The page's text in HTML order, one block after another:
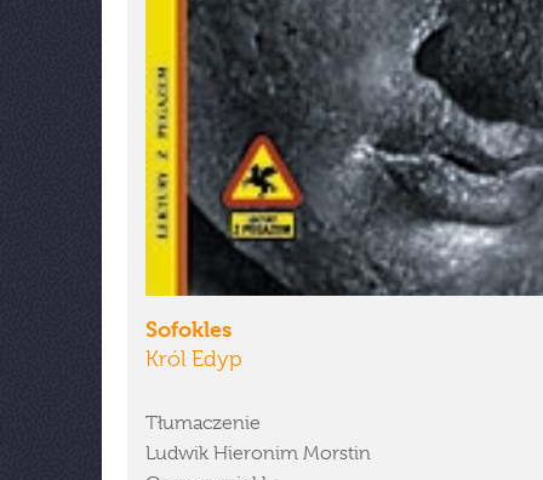
Sofokles
Król Edyp
Tłumaczenie
Ludwik Hieronim Morstin